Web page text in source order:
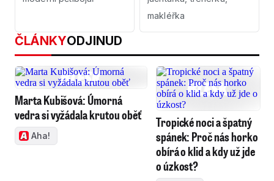
makléřka
ČLÁNKYODJINUD
Marta Kubišová: Úmorná
vedra si vyžádala krutou oběť
Aha!
Tropické noci a špatný
spánek: Proč nás horko
obírá o klid a kdy už jde
o úzkost?